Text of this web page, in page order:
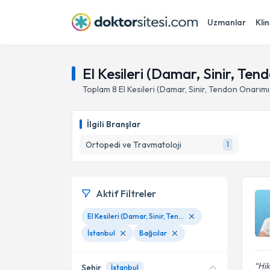
Uzmanlar
El Kesileri (Damar, Sinir,
Toplam 8 El Kesileri (Damar, Sinir, Tendon
İlgili Branşlar
Ortopedi ve Travmatoloji
1
Aktif Filtreler
El Kesileri (Damar, Sinir, Tendon Onarımı)
İstanbul
Bağcılar
Şehir İstanbul